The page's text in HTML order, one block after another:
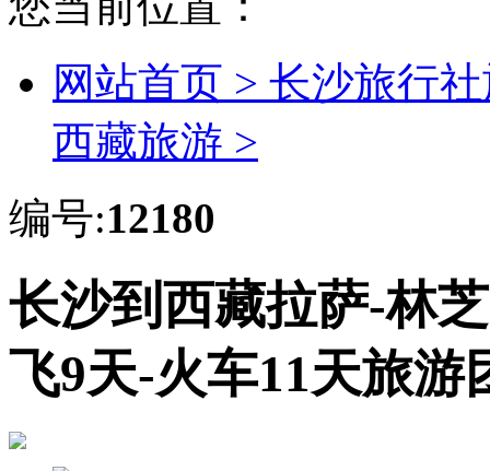
网站首页 > 长沙旅行
西藏旅游 >
编号:12180
长沙到西藏拉萨-林
飞9天-火车11天旅游